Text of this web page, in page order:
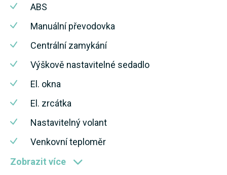
ABS
Manuální převodovka
Centrální zamykání
Výškově nastavitelné sedadlo
El. okna
El. zrcátka
Nastavitelný volant
Venkovní teploměr
Zobrazit více